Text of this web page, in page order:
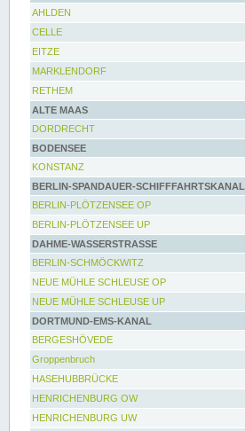
AHLDEN
CELLE
EITZE
MARKLENDORF
RETHEM
ALTE MAAS
DORDRECHT
BODENSEE
KONSTANZ
BERLIN-SPANDAUER-SCHIFFFAHRTSKANAL
BERLIN-PLÖTZENSEE OP
BERLIN-PLÖTZENSEE UP
DAHME-WASSERSTRASSE
BERLIN-SCHMÖCKWITZ
NEUE MÜHLE SCHLEUSE OP
NEUE MÜHLE SCHLEUSE UP
DORTMUND-EMS-KANAL
BERGESHÖVEDE
Groppenbruch
HASEHUBBRÜCKE
HENRICHENBURG OW
HENRICHENBURG UW